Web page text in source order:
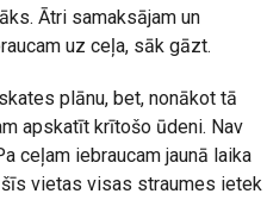
Ātri samaksājam un
uz ceļa, sāk gāzt.
plānu, bet, nonākot tā
apskatīt krītošo ūdeni. Nav
ceļam iebraucam jaunā laika
šīs vietas visas straumes ietek